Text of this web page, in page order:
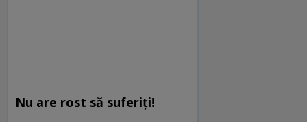
Nu are rost să suferiţi!